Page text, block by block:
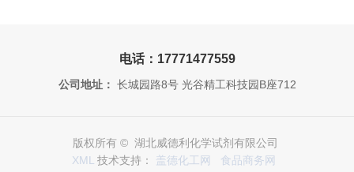
电话：17771477559
公司地址： 长城园路8号 光谷精工科技园B座712
版权所有 © 湖北威德利化学试剂有限公司
XML 技术支持： 盖德化工网 食品商务网